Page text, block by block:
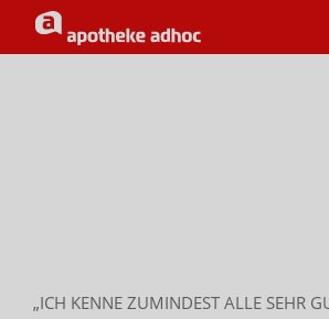
„ICH KENNE ZUMINDEST ALLE SEHR